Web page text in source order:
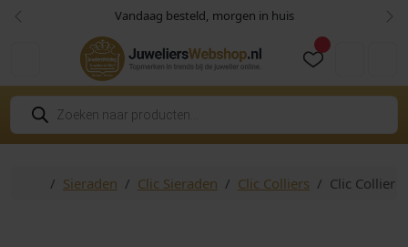
Skip to content
Skip to footer Vandaag besteld, morgen in huis
Vorige
P
o
d
HomeSieraden Clic Sieraden Clic Colliers Clic Collier